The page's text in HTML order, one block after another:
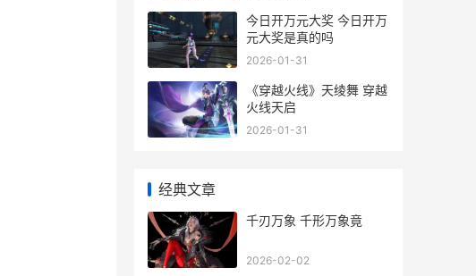
今日开万元大奖 今日开万
元大奖是真的吗
2026-01-31
《穿越火线》天绫舞 穿越
火线天启
2026-01-31
经典文章
千刃万象 千形万象竟
2026-02-02